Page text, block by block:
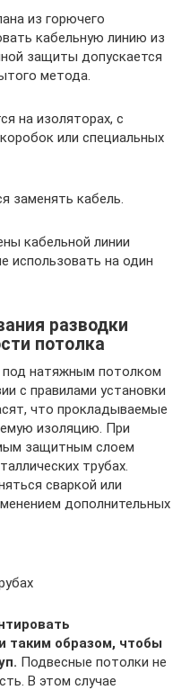
из горючего
кабельную линию из
защиты допускается
метода.
на изоляторах, с
или специальных
заменять кабель.
кабельной линии
использовать на один
разводки
потолка
натяжным потолком
с правилами установки
что прокладываемые
изоляцию. При
защитным слоем
трубах.
сваркой или
дополнительных
таким образом, чтобы
Подвесные потолки не
В этом случае